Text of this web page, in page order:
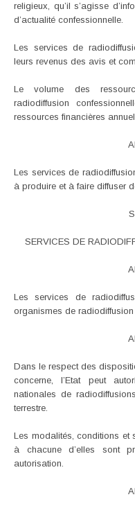
religieux, qu’il s’agisse
d’actualité confessionnelle.
Les services de
leurs revenus des avis et
Le volume des
radiodiffusion
ressources financières
Les services de
à produire et à faire diffuser
SERVICES DE
Les services de
organismes de
Dans le respect des
concerne, l’Etat peut
nationales de
terrestre.
Les modalités, conditions et
à chacune d’elles sont
autorisation.